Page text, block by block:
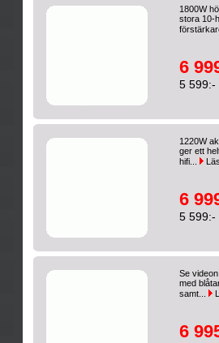
1800W
stora 10-
6
5 599:-
1220W
ger ett
hifi...
6
5 599:-
Se
med
samt...
6